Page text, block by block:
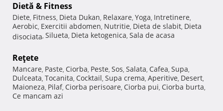
Dietă & Fitness
Diete, Fitness, Dieta Dukan, Relaxare, Yoga, Intretinere,
Aerobic, Exercitii abdomen, Nutritie, Dieta de slabit, Dieta
disociata, Silueta, Dieta ketogenica, Sala de acasa
Reţete
Mancare, Paste, Ciorba, Peste, Sos, Salata, Cafea, Supa,
Dulceata, Tocanita, Cocktail, Supa crema, Aperitive, Desert,
Maioneza, Pilaf, Ciorba perisoare, Ciorba pui, Ciorba burta,
Ce mancam azi